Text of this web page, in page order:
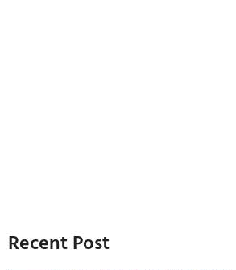
Recent Post